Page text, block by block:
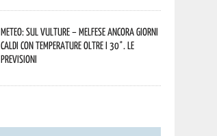
Meteo: sul Vulture – melfese ancora giorni
caldi con temperature oltre i 30°. Le
previsioni